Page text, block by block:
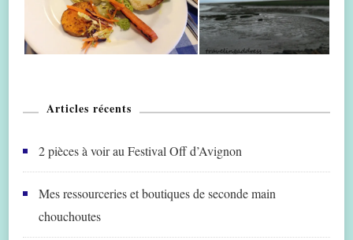
Articles récents
2 pièces à voir au Festival Off d’Avignon
Mes ressourceries et boutiques de seconde main
chouchoutes